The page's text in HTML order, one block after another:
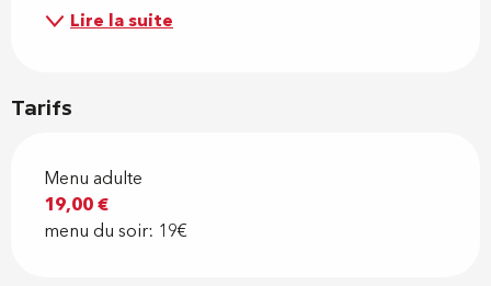
Lire la suite
Tarifs
Menu adulte
19,00 €
menu du soir: 19€